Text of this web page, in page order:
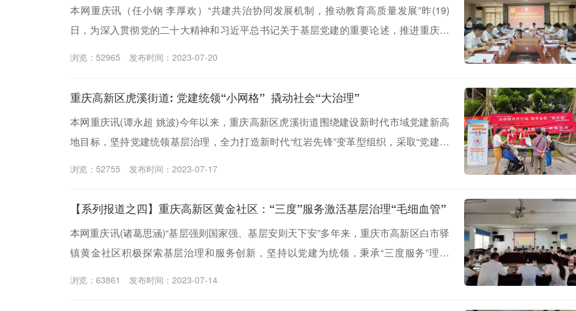
本网重庆讯（任小钢 李厚欢）“共建共治协同发展机制，推动教育高质量发展”昨(19)
日，为深入贯彻党的二十大精神和习近平总书记关于基层党建的重要论述，推进重庆市
浏览：52965 发布时间：2023-07-20
重庆高新区虎溪街道: 党建统领“小网格” 撬动社会“大治理”
本网重庆讯(谭永超 姚波)今年以来，重庆高新区虎溪街道围绕建设新时代市域党建新高
地目标，坚持党建统领基层治理，全力打造新时代“红岩先锋”变革型组织，采取“党建扎
浏览：52755 发布时间：2023-07-17
【系列报道之四】重庆高新区黄金社区：“三度”服务激活基层治理“毛细血管”
本网重庆讯(诸葛思涵)“基层强则国家强、基层安则天下安”多年来，重庆市高新区白市驿
镇黄金社区积极探索基层治理和服务创新，坚持以党建为统领，秉承“三度服务”理念
浏览：63861 发布时间：2023-07-14